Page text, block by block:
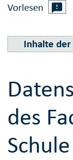
Vorlesen
Inhalte der
des
Schule